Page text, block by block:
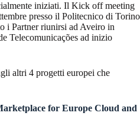
iniziati. Il Kick off meeting
presso il Politecnico di Torino
i Partner riunirsi ad Aveiro in
Telecomunicações ad inizio
altri 4 progetti europei che
for Europe Cloud and